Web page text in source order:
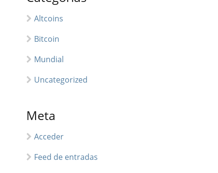
Altcoins
Bitcoin
Mundial
Uncategorized
Meta
Acceder
Feed de entradas